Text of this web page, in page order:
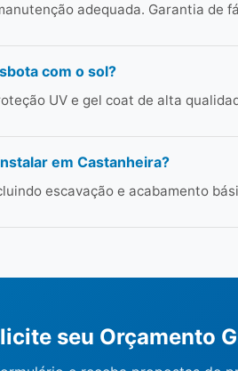
adequada. Garantia de
com o sol?
UV e gel coat de alta
em Castanheira?
escavação e acabamento
seu Orçamento